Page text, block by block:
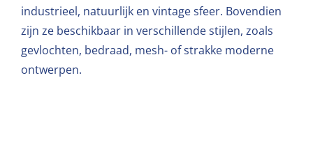
industrieel, natuurlijk en vintage sfeer. Bovendien
zijn ze beschikbaar in verschillende stijlen, zoals
gevlochten, bedraad, mesh- of strakke moderne
ontwerpen.